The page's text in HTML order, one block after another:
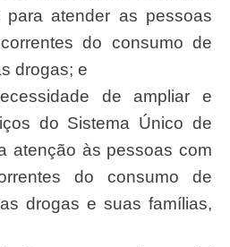
atender as pessoas
do consumo de
drogas; e
de ampliar e
do Sistema Único de
atenção às pessoas com
do consumo de
drogas e suas famílias,